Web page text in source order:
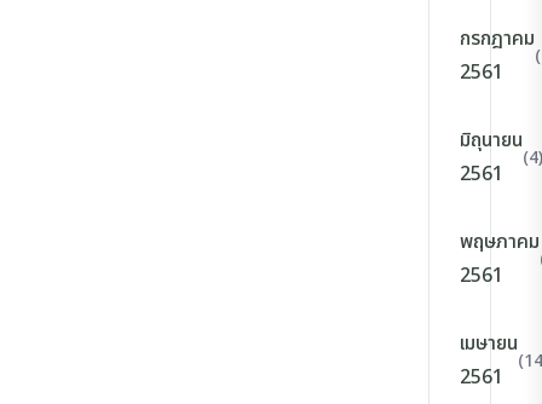
กรกฎาคม
2561
มิถุนายน
2561
(4)
พฤษภาคม
2561
เมษายน
2561